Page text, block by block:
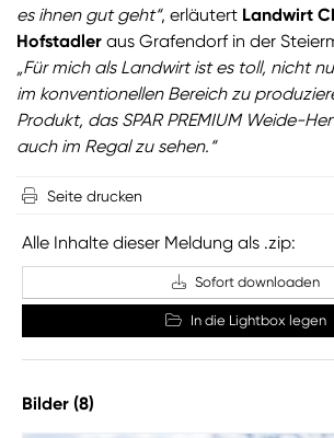
es ihnen gut geht“, erläutert Landwirt
Hofstadler aus Grafendorf in der
„Für mich als Landwirt ist es toll, nicht
im konventionellen Bereich zu
Produkt, das SPAR PREMIUM Weide-
auch im Regal zu sehen.“
Seite drucken
Alle Inhalte dieser Meldung als .zip:
Sofort downloaden
In die Lightbox legen
Bilder (8)